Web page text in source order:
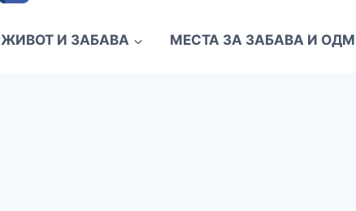
ЖИВОТ И ЗАБАВА МЕСТА ЗА ЗАБАВА И